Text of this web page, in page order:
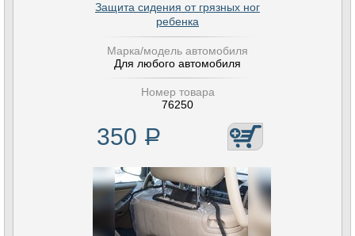
Защита сидения от грязных ног
ребенка
Марка/модель автомобиля
Для любого автомобиля
Номер товара
76250
350 Р